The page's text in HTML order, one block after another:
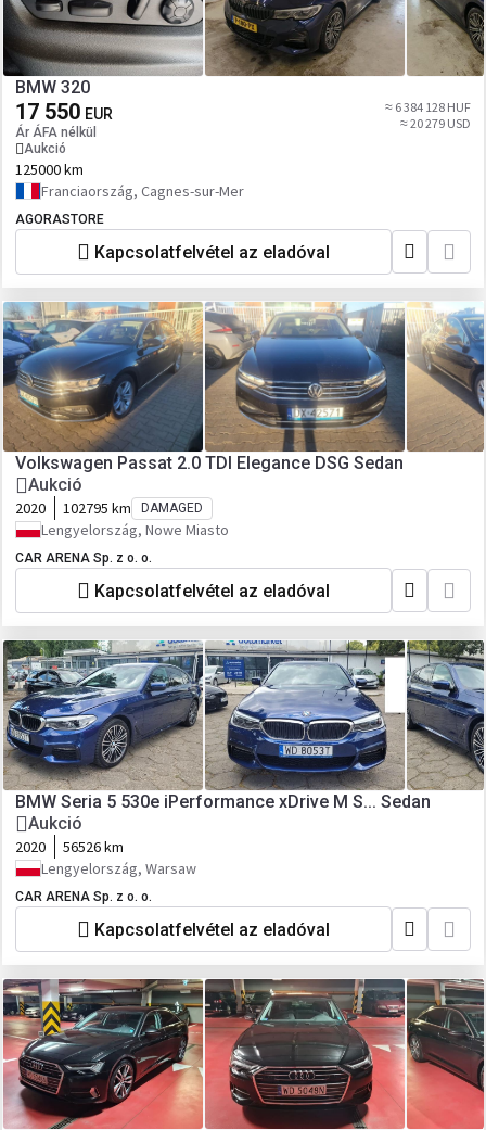
BMW 320
17 550 EUR
Ár ÁFA nélkül
Aukció
≈ 6 384 128 HUF
≈ 20 279 USD
125000 km
Franciaország, Cagnes-sur-Mer
AGORASTORE
Kapcsolatfelvétel az eladóval
Volkswagen Passat 2.0 TDI Elegance DSG Sedan
Aukció
2020 102795 km DAMAGED
Lengyelország, Nowe Miasto
CAR ARENA Sp. z o. o.
Kapcsolatfelvétel az eladóval
BMW Seria 5 530e iPerformance xDrive M S... Sedan
Aukció
2020
56526 km
Lengyelország, Warsaw
CAR ARENA Sp. z o. o.
Kapcsolatfelvétel az eladóval